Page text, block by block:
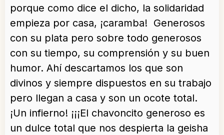
porque como dice el dicho, la solidaridad
empieza por casa, ¡caramba! Generosos
con su plata pero sobre todo generosos
con su tiempo, su comprensión y su buen
humor. Ahí descartamos los que son
divinos y siempre dispuestos en su trabajo
pero llegan a casa y son un ocote total.
¡Un infierno! ¡¡¡El chavoncito generoso es
un dulce total que nos despierta la geisha